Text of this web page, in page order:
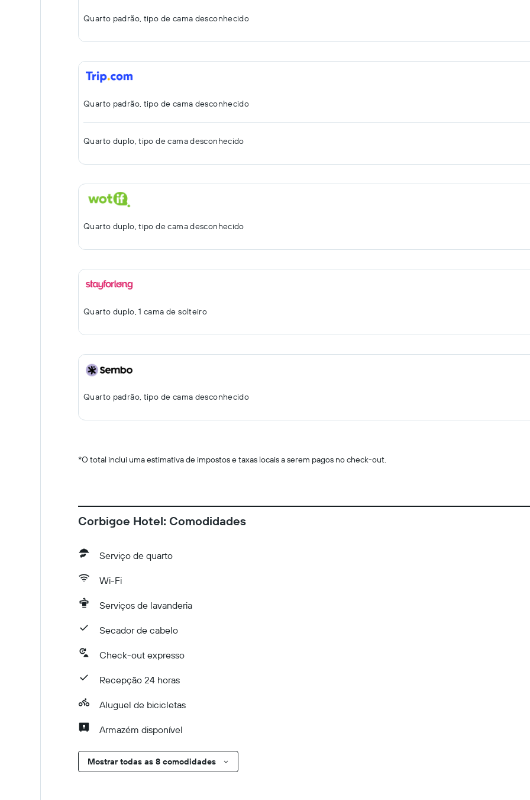
Quarto padrão, tipo de cama desconhecido
Quarto padrão, tipo de cama desconhecido
Quarto duplo, tipo de cama desconhecido
Quarto duplo, tipo de cama desconhecido
Quarto duplo, 1 cama de solteiro
Quarto padrão, tipo de cama desconhecido
*O total inclui uma estimativa de impostos e taxas locais a serem pagos no check-out.
Corbigoe Hotel: Comodidades
Serviço de quarto
Wi-Fi
Serviços de lavanderia
Secador de cabelo
Check-out expresso
Recepção 24 horas
Aluguel de bicicletas
Armazém disponível
Mostrar todas as 8 comodidades